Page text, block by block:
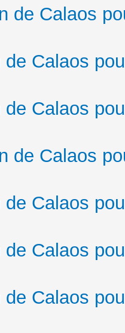
de Calaos
Calaos
Calaos
de Calaos
Calaos
Calaos
Calaos